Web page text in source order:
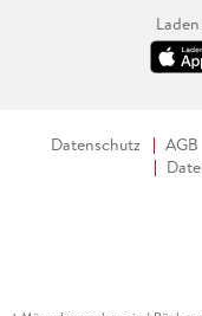
Datenschutz AGB